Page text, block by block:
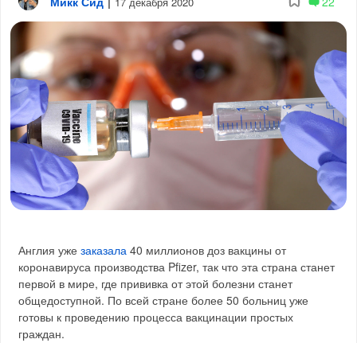
Англия ужезаказала 40 миллионов доз вакцины от
коронавируса производства Pfizer, так что эта страна станет
первой в мире, где прививка от этой болезни станет
общедоступной. По всей стране более 50 больниц уже
готовы к проведению процесса вакцинации простых
граждан.